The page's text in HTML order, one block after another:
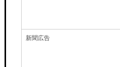
新聞広告